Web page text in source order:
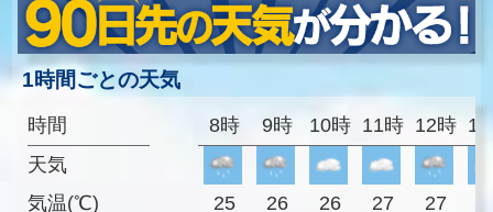
1時間ごとの天気
時間
天気
気温(℃)
8時 9時 10時 11時 12時
25 26 26 27 27